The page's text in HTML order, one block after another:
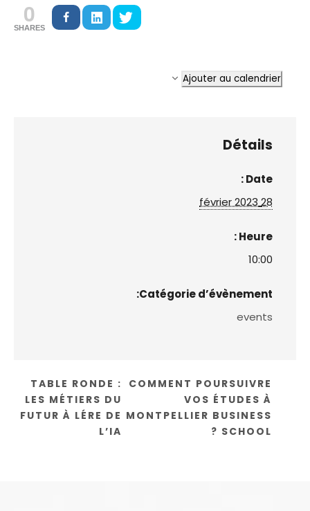
0
SHARES
Ajouter au calendrier
Détails
Date :
28 février 2023
Heure :
10:00
Catégorie d’évènement:
events
COMMENT POURSUIVRE
VOS ÉTUDES À
MONTPELLIER BUSINESS
SCHOOL ?
TABLE RONDE :
LES MÉTIERS DU
FUTUR À LÉRE DE
L’IA